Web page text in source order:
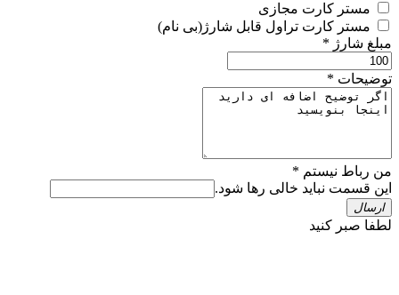
مستر کارت مجازی
مستر کارت تراول قابل شارژ(بی نام)
مبلغ شارژ *
توضیحات *
من رباط نیستم *
این قسمت نباید خالی رها شود.
ارسال
لطفا صبر کنید